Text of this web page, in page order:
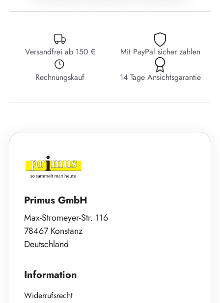
Versandfrei ab 150 € Mit PayPal sicher zahlen
Rechnungskauf 14 Tage Ansichtsgarantie
Primus GmbH
Max-Stromeyer-Str. 116
78467 Konstanz
Deutschland
Information
Widerrufsrecht